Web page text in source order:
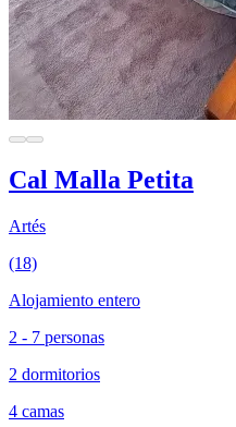
Cal Malla Petita
Artés
(18)
Alojamiento entero
2 - 7 personas
2 dormitorios
4 camas